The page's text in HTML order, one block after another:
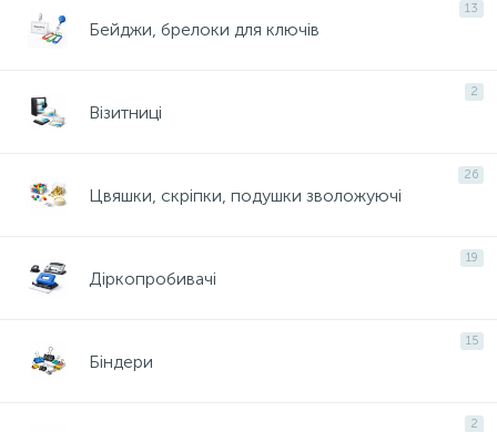
13
Бейджи, брелоки для ключів
2
Візитниці
26
Цвяшки, скріпки, подушки зволожуючі
19
Діркопробивачі
15
Біндери
2